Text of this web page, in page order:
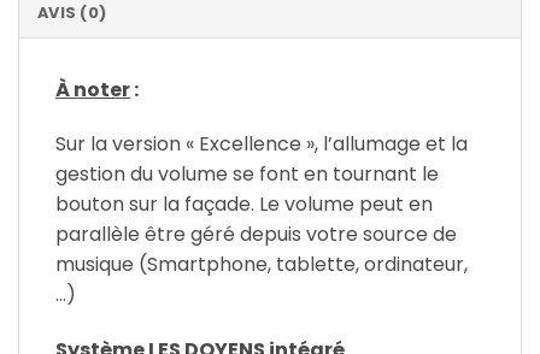
AVIS (0)
À noter:
Sur la version « Excellence », l’allumage et la
gestion du volume se font en tournant le
bouton sur la façade. Le volume peut en
parallèle être géré depuis votre source de
musique (Smartphone, tablette, ordinateur,
…)